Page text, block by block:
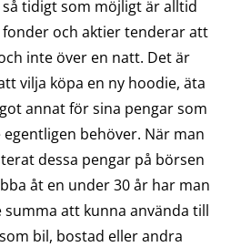
tidigt som möjligt är alltid
och aktier tenderar att
inte över en natt. Det är
vilja köpa en ny hoodie, äta
annat för sina pengar som
behöver. När man
dessa pengar på börsen
åt en under 30 år har man
att kunna använda till
bil, bostad eller andra